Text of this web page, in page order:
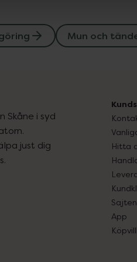
Mun och
Skåne i syd
just dig
Hitta
App